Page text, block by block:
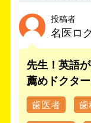
投稿者
名医ロ
先生！英語
薦めドクタ
歯医者 歯